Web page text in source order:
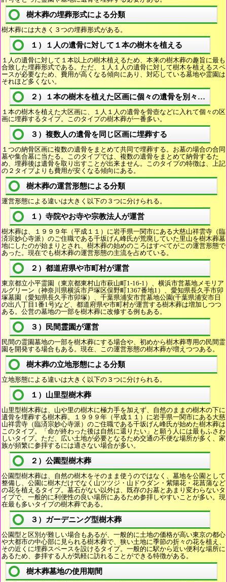
樹木葬の埋葬形式による分類
樹木葬には大きく３つの埋葬形式がある。
１）１人の遺骨に対して１本の樹木を植える
１人の遺骨に対して１本以上の樹木植えるため、本来の樹木葬の趣旨に最も
合致した埋葬形式である。ただ、１人１人の遺骨に対して樹木を植えるスペ
ースが必要なため、費用が高くなる傾向にあり、対応している墓地や霊園は
それほど多くない。
２）１本の樹木を植えた区画に個々の遺骨を別々に埋葬
１本の樹木を植えた大区画に、１人１人の遺骨を骨壺などに入れて個々の区
画に埋葬するタイプ。このタイプの樹木葬が一番多い。
３）複数人の遺骨を同じ区画に埋葬する
１つの納骨区画に複数の遺骨をまとめて共同で埋葬する。お墓の場合の合同
墓や集合墓に当たる。このタイプでは、複数の遺骨をまとめて納骨するた
め、埋葬後は遺骨を取り出すことが出来ません。このタイプの特徴は、上記
の２タイプよりも費用が安くなる傾向にある。
樹木葬の運営形態による分類
運営形態による違いは大きく以下の３つに分けられる。
１）寺院やお寺や宗教法人が運営
樹木葬は、１９９９年（平成１１）に岩手県一関市にある大慈山祥雲寺（臨
済宗妙心寺派）のご住職である千坂げん峰氏が荒廃していた里山を樹木葬墓
地にしたのが始まりとされ、樹木葬の始めのころはすべてがこの運営形態で
あった。現在でも樹木葬の運営形態の主流を占めている。
２）都道府県や市町村が運営
東京都立小平霊園（東京都東村山市萩山町1-16-1）、横浜市営墓地メモリア
ルグリーン（神奈川県横浜市戸塚区俣野町1367番地1）、愛知県長久手市卯
塚墓園（愛知県長久手市卯塚）、千葉県浦安市営墓地公園(千葉県浦安市日
の出八丁目1番1号)など、都道府県や市町村が運営する樹木葬は増加しつつ
ある。公営の墓地の一部を樹木葬に改修する例もある。
３）民間霊園が運営
民間の霊園墓地の一部を樹木葬にする場合や、初めから樹木葬専用の民間霊
園を開発する場合もある。現在、この運営形態の樹木葬が増えつつある。
樹木葬の立地形態による分類
立地形態による違いは大きく以下の３つに分けられる。
１）山里型樹木葬
山里型樹木葬は、山や里の樹木に極力手を加えず、自然のままの樹木の下に
遺骨を埋葬する樹木葬。１９９９年（平成１１）に岩手県一関市にある大慈
山祥雲寺（臨済宗妙心寺派）のご住職である千坂げん峰氏が始めた樹木葬は
このタイプ。「命が終わった後は自然に還りたい」と願う人には最もふさわ
しいタイプ。ただ、広い土地が必要となるため交通の不便な場所が多く、家
族が頻繁に参拝するには適さない場合が多い。
２）公園型樹木葬
公園型樹木葬は、自然の樹木をそのまま使うのではなく、墓地を公園として
整備し、公園に樹木だけでなく山ツツジ・山ドウダン・紫陽花・花菖蒲など
の花を植えるタイプ。墓石がない以外は、既存のお墓とあまり変わらないタ
イプで、一般的に利便性の良い場所にあるため参拝しやすいことが多い。現
在最も多いタイプの樹木葬である。
３）ガーデニング型樹木葬
公園型と区別が難しい場合もあるが、一般的に土地の価格が高い東京の都心
や大都市の中心部に見られる樹木葬で、狭い土地に季節の折々の花を植え、
その近くに埋葬スペースを設けるタイプ。一般的に駅から近い便利な場所に
あるため、参拝する人が気軽に訪れることができる特徴がある。
樹木葬墓地の使用期間